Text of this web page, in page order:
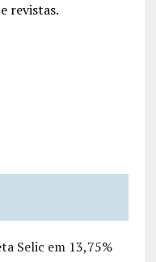
revistas.
Selic em 13,75%